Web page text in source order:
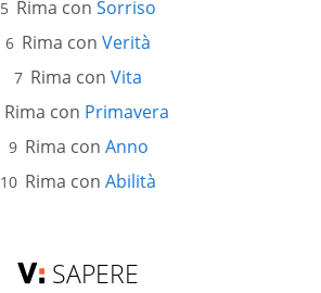
Rima con Sorriso
Rima con Verità
Rima con Vita
Rima con Primavera
Rima con Anno
Rima con Abilità
SAPERE